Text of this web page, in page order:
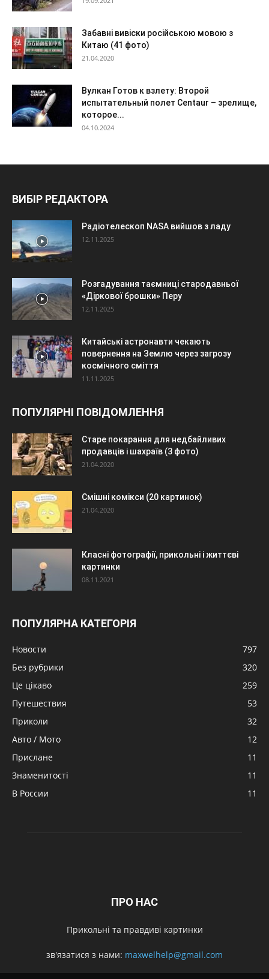
Забавні вивіски російською мовою з
Китаю (41 фото)
21.04.2020
Вулкан Готов к взлету: Второй
испытательный полет Centaur – зрелище,
которое...
04.10.2024
ВИБІР РЕДАКТОРА
Радіотелескоп NASA вийшов з ладу
12.11.2025
Розгадування таємниці стародавньої
«Діркової брошки» Перу
12.11.2025
Китайські астронавти чекають
повернення на Землю через загрозу
космічного сміття
11.11.2025
ПОПУЛЯРНІ ПОВІДОМЛЕННЯ
Старе покарання для недбайливих
продавців і шахраїв (3 фото)
21.04.2020
Смішні комікси (20 картинок)
21.04.2020
Класні фотографії, прикольні і життєві
картинки
08.11.2021
ПОПУЛЯРНА КАТЕГОРІЯ
Новости
797
Без рубрики
320
Це цікаво
259
Путешествия
53
Приколи
32
Авто / Мото
12
Прислане
11
Знаменитості
11
В России
11
ПРО НАС
Прикольні та правдиві картинки
зв'язатися з нами: maxwelhelp@gmail.com